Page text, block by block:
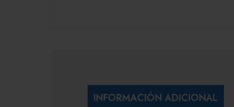
INFORMACIÓN ADICIONAL